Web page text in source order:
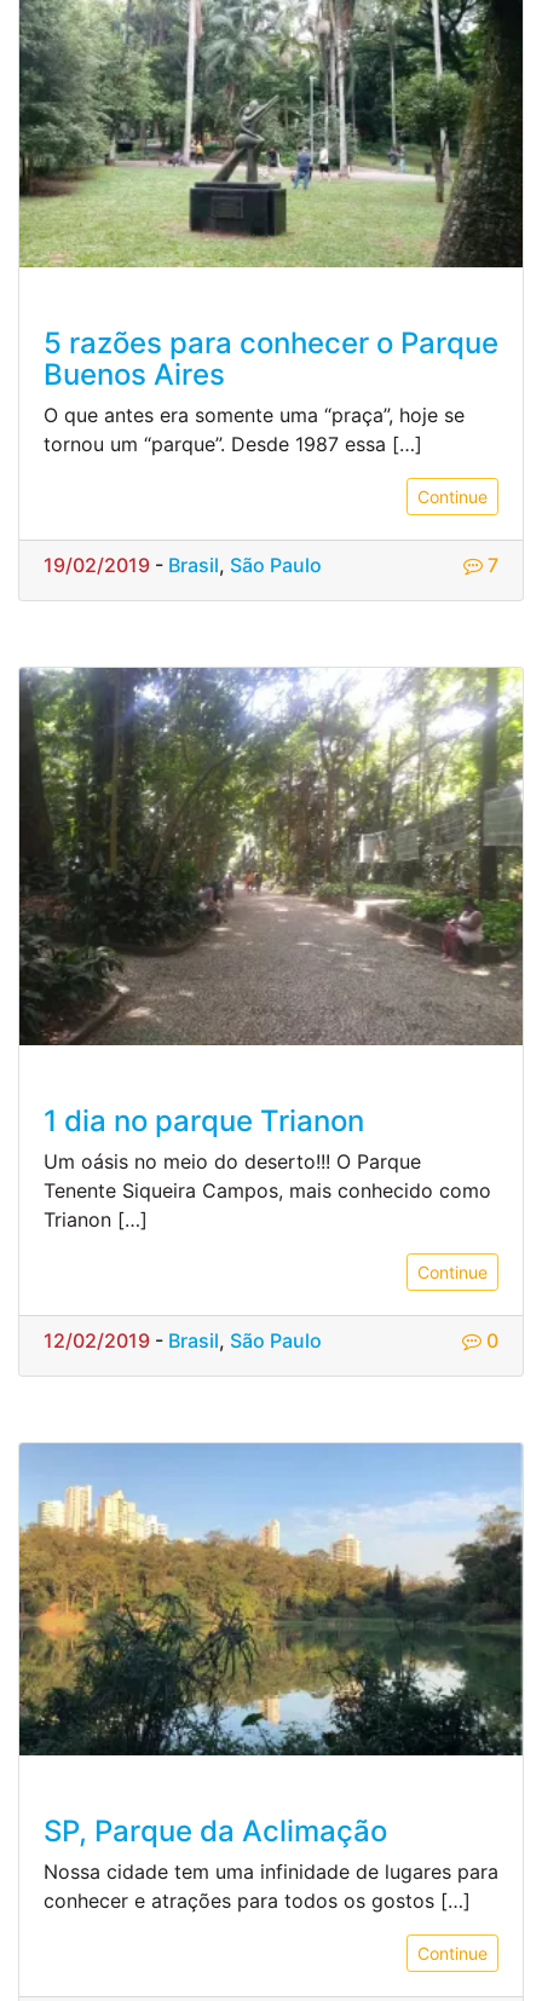
5 razões para conhecer o Parque
Buenos Aires
O que antes era somente uma “praça”, hoje se
tornou um “parque”. Desde 1987 essa […]
Continue
19/02/2019 - Brasil, São Paulo 7
1 dia no parque Trianon
Um oásis no meio do deserto!!! O Parque
Tenente Siqueira Campos, mais conhecido como
Trianon […]
Continue
12/02/2019 - Brasil, São Paulo 0
SP, Parque da Aclimação
Nossa cidade tem uma infinidade de lugares para
conhecer e atrações para todos os gostos […]
Continue